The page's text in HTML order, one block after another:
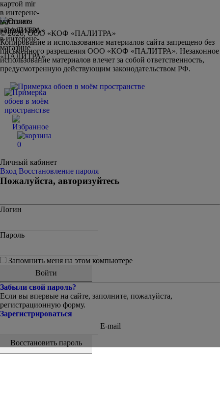
© 2026, ООО «КОФ «ПАЛИТРА»
Копирование и использование материалов сайта запрещено без
письменного разрешения ООО «КОФ «ПАЛИТРА». Незаконное
использование материалов влечет за собой ответственность,
предусмотренную действующим законодательством РФ.
0
Личный кабинет
Вход Восстановление пароля
Пожалуйста, авторизуйтесь
Логин
Пароль
Запомнить меня на этом компьютере
Забыли свой пароль?
Если вы впервые на сайте, заполните, пожалуйста,
регистрационную форму.
Зарегистрироваться
E-mail
Восстановить пароль